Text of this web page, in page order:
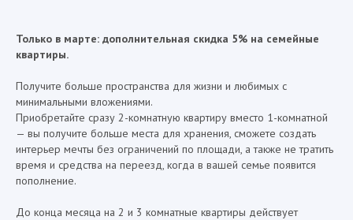
Только в марте: дополнительная скидка 5% на семейные
квартиры.
Получите больше пространства для жизни и любимых с
минимальными вложениями.
Приобретайте сразу 2-комнатную квартиру вместо 1-комнатной
— вы получите больше места для хранения, сможете создать
интерьер мечты без ограничений по площади, а также не тратить
время и средства на переезд, когда в вашей семье появится
пополнение.
До конца месяца на 2 и 3 комнатные квартиры действует